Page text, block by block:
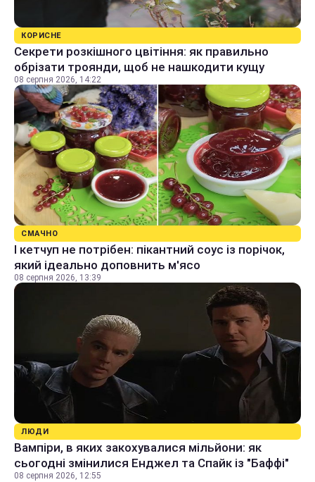
КОРИСНЕ
Секрети розкішного цвітіння: як правильно
обрізати троянди, щоб не нашкодити кущу
08 серпня 2026, 14:22
СМАЧНО
І кетчуп не потрібен: пікантний соус із порічок,
який ідеально доповнить м'ясо
08 серпня 2026, 13:39
ЛЮДИ
Вампіри, в яких закохувалися мільйони: як
сьогодні змінилися Енджел та Спайк із "Баффі"
08 серпня 2026, 12:55